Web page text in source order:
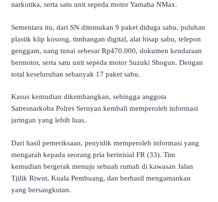
narkotika, serta satu unit sepeda motor Yamaha NMax.
Sementara itu, dari SN ditemukan 9 paket diduga sabu, puluhan
plastik klip kosong, timbangan digital, alat hisap sabu, telepon
genggam, uang tunai sebesar Rp470.000, dokumen kendaraan
bermotor, serta satu unit sepeda motor Suzuki Shogun. Dengan
total keseluruhan sebanyak 17 paket sabu.
Kasus kemudian dikembangkan, sehingga anggota
Satresnarkoba Polres Seruyan kembali memperoleh informasi
jaringan yang lebih luas.
Dari hasil pemeriksaan, penyidik memperoleh informasi yang
mengarah kepada seorang pria berinisial FR (33). Tim
kemudian bergerak menuju sebuah rumah di kawasan Jalan
Tjilik Riwut, Kuala Pembuang, dan berhasil mengamankan
yang bersangkutan.